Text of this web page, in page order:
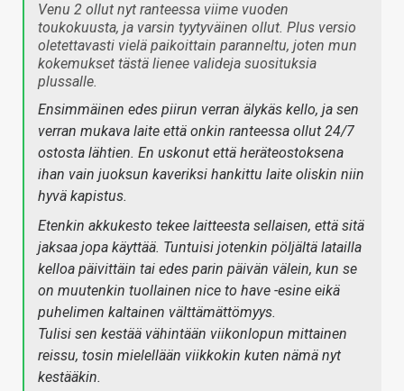
Venu 2 ollut nyt ranteessa viime vuoden
toukokuusta, ja varsin tyytyväinen ollut. Plus versio
oletettavasti vielä paikoittain paranneltu, joten mun
kokemukset tästä lienee valideja suosituksia
plussalle.
Ensimmäinen edes piirun verran älykäs kello, ja sen
verran mukava laite että onkin ranteessa ollut 24/7
ostosta lähtien. En uskonut että heräteostoksena
ihan vain juoksun kaveriksi hankittu laite oliskin niin
hyvä kapistus.
Etenkin akkukesto tekee laitteesta sellaisen, että sitä
jaksaa jopa käyttää. Tuntuisi jotenkin pöljältä latailla
kelloa päivittäin tai edes parin päivän välein, kun se
on muutenkin tuollainen nice to have -esine eikä
puhelimen kaltainen välttämättömyys.
Tulisi sen kestää vähintään viikonlopun mittainen
reissu, tosin mielellään viikkokin kuten nämä nyt
kestääkin.